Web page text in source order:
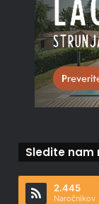
Sledite nam
2.445
Naročnikov